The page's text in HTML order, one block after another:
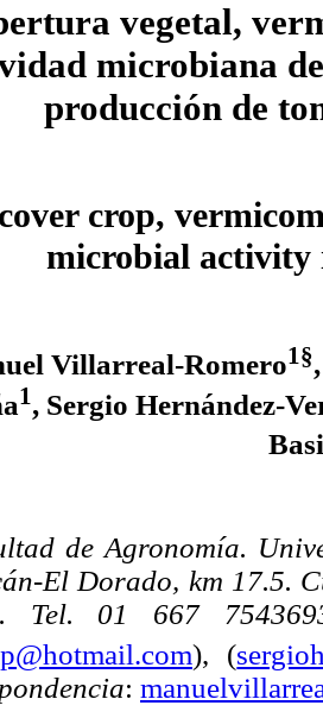
vegetal,
microbiana
producción de
crop,
microbial activity
Villarreal-Romero1§
1, Sergio Hernández-
de Agronomía.
El Dorado, km 17.5.
Tel. 01 667
), (
: